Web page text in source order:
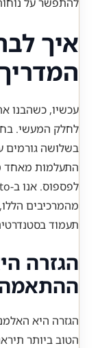
איך
עכשיו, כשהבנו
לחלק המעשי.
בשלושה גורמים
התעלמות מאחד
מהמרכיבים
תעמוד
הגזרה
הגזרה היא
הטוב ביותר